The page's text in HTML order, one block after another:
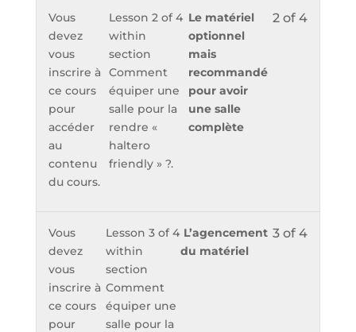
2 of 4
Le matériel
optionnel
mais
recommandé
pour avoir
une salle
complète
Lesson 2 of 4
within
section
Comment
équiper une
salle pour la
rendre «
haltero
friendly » ?.
Vous
devez
vous
inscrire à
ce cours
pour
accéder
au
contenu
du cours.
3 of 4
L’agencement
du matériel
Lesson 3 of 4
within
section
Comment
équiper une
salle pour la
Vous
devez
vous
inscrire à
ce cours
pour